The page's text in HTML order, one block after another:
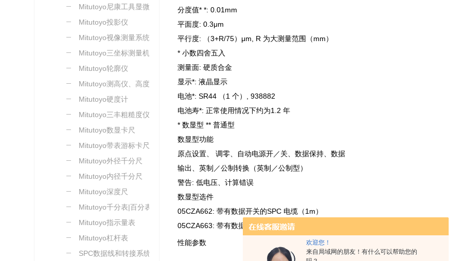
欢迎您！
来自局域网的朋友！有什么可以帮助您的
Mitutoyo尼康工具显微镜
Mitutoyo投影仪
Mitutoyo视像测量系统
Mitutoyo三坐标测量机
Mitutoyo轮廓仪
Mitutoyo测高仪、高度尺
Mitutoyo硬度计
Mitutoyo三丰粗糙度仪
Mitutoyo数显卡尺
Mitutoyo带表游标卡尺
Mitutoyo外径千分尺
Mitutoyo内径千分尺
Mitutoyo深度尺
Mitutoyo千分表|百分表
Mitutoyo指示量表
Mitutoyo杠杆表
SPC数据线和转接系统
分度值* *: 0.01mm
平面度: 0.3μm
平行度: （3+R/75）μm, R 为大测量范围（mm）
* 小数四舍五入
测量面: 硬质合金
显示*: 液晶显示
电池*: SR44 （1 个）, 938882
电池寿*: 正常使用情况下约为1.2 年
* 数显型 ** 普通型
数显型功能
原点设置、 调零、自动电源开／关、数据保持、数据
输出、英制／公制转换（英制／公制型）
警告: 低电压、计算错误
数显型选件
05CZA662: 带有数据开关的SPC 电缆（1m）
05CZA663: 带有数据开关的SPC 电缆（2m）
性能参数